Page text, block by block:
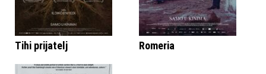
Tihi prijatelj Romeria